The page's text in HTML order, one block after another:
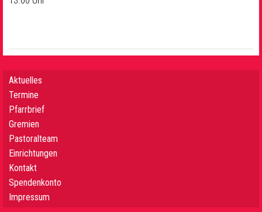
Aktuelles
Termine
Pfarrbrief
Gremien
Pastoralteam
Einrichtungen
Kontakt
Spendenkonto
Impressum